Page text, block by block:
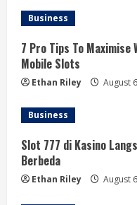
n
g
Business
7 Pro Tips To Maximise
Mobile Slots
Ethan Riley August
Business
Slot 777 di Kasino
Berbeda
Ethan Riley August